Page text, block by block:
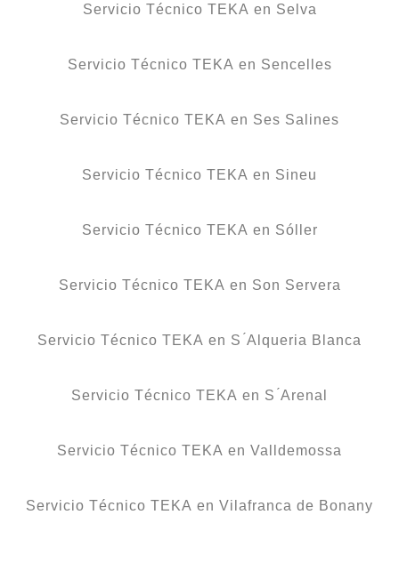
Servicio Técnico TEKA en Selva
Servicio Técnico TEKA en Sencelles
Servicio Técnico TEKA en Ses Salines
Servicio Técnico TEKA en Sineu
Servicio Técnico TEKA en Sóller
Servicio Técnico TEKA en Son Servera
Servicio Técnico TEKA en S ́Alqueria Blanca
Servicio Técnico TEKA en S ́Arenal
Servicio Técnico TEKA en Valldemossa
Servicio Técnico TEKA en Vilafranca de Bonany